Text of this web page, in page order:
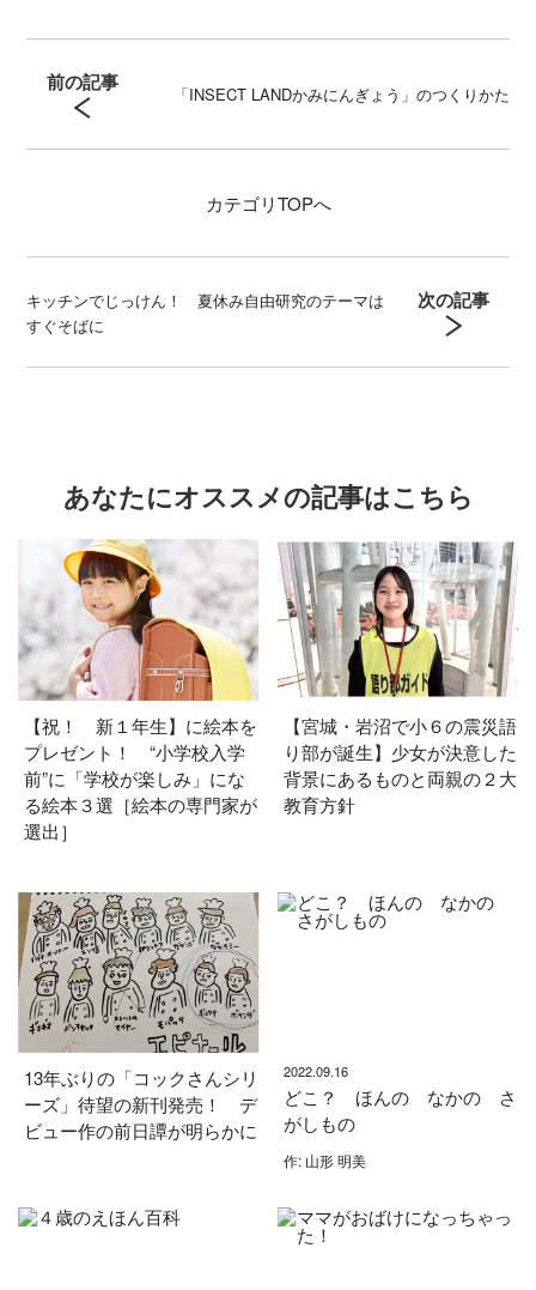
前の記事 「INSECT LANDかみにんぎょう」のつくりかた
カテゴリTOPへ
キッチンでじっけん！ 夏休み自由研究のテーマは
すぐそばに
次の記事
あなたにオススメの記事はこちら
【祝！ 新１年生】に絵本を
プレゼント！ “小学校入学
前”に「学校が楽しみ」にな
る絵本３選［絵本の専門家が
選出］
【宮城・岩沼で小６の震災語
り部が誕生】少女が決意した
背景にあるものと両親の２大
教育方針
13年ぶりの「コックさんシリ
ーズ」待望の新刊発売！ デ
ビュー作の前日譚が明らかに
2022.09.16
どこ？ ほんの なかの さ
がしもの
作: 山形 明美